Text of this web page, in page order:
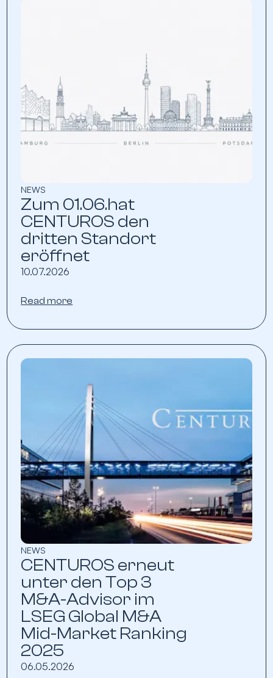
NEWS
Zum 01.06.hat
CENTUROS den
dritten Standort
eröffnet
10.07.2026
Read more
NEWS
CENTUROS erneut
unter den Top 3
M&A-Advisor im
LSEG Global M&A
Mid-Market Ranking
2025
06.05.2026